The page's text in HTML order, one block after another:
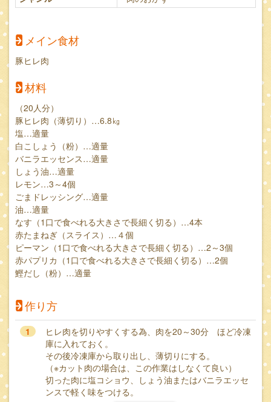
メイン食材
豚ヒレ肉
材料
（20人分）
豚ヒレ肉（薄切り）…6.8㎏
塩…適量
白こしょう（粉）…適量
バニラエッセンス…適量
しょう油…適量
レモン…3～4個
ごまドレッシング…適量
油…適量
なす（1口で食べれる大きさで長細く切る）…4本
赤たまねぎ（スライス）…４個
ピーマン（1口で食べれる大きさで長細く切る）…2～3個
赤パプリカ（1口で食べれる大きさで長細く切る）…2個
鰹だし（粉）…適量
作り方
1
ヒレ肉を切りやすくする為、肉を20～30分 ほど冷凍
庫に入れておく。
その後冷凍庫から取り出し、薄切りにする。
（※カット肉の場合は、この作業はしなくて良い）
切った肉に塩コショウ、しょう油またはバニラエッセ
ンスで軽く味をつける。